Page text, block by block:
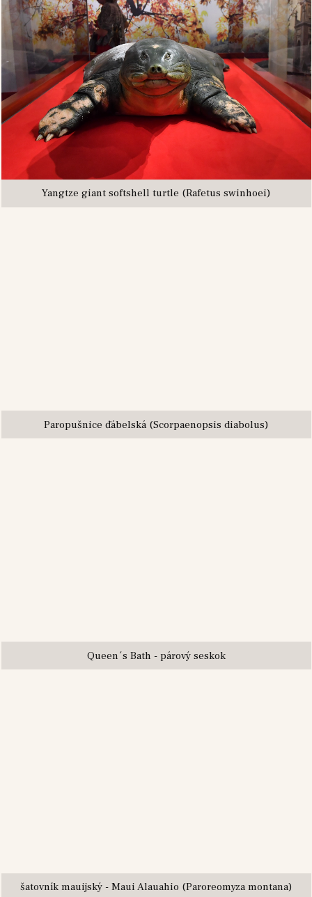
Yangtze giant softshell turtle (Rafetus swinhoei)
Paropušnice ďábelská (Scorpaenopsis diabolus)
Queen´s Bath - párový seskok
šatovník mauijský - Maui Alauahio (Paroreomyza montana)